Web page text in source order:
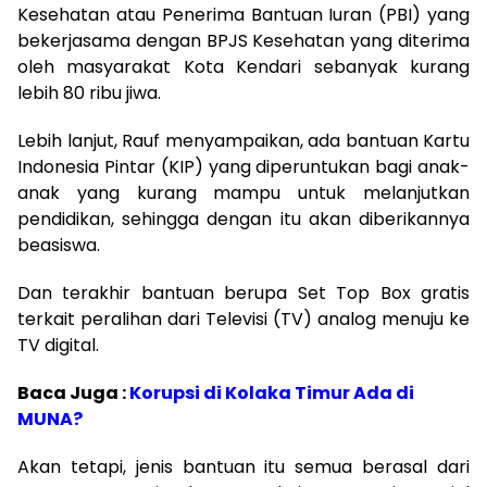
Kesehatan atau Penerima Bantuan Iuran (PBI) yang
bekerjasama dengan BPJS Kesehatan yang diterima
oleh masyarakat Kota Kendari sebanyak kurang
lebih 80 ribu jiwa.
Lebih lanjut, Rauf menyampaikan, ada bantuan Kartu
Indonesia Pintar (KIP) yang diperuntukan bagi anak-
anak yang kurang mampu untuk melanjutkan
pendidikan, sehingga dengan itu akan diberikannya
beasiswa.
Dan terakhir bantuan berupa Set Top Box gratis
terkait peralihan dari Televisi (TV) analog menuju ke
TV digital.
Baca Juga :Korupsi di Kolaka Timur Ada di
MUNA?
Akan tetapi, jenis bantuan itu semua berasal dari